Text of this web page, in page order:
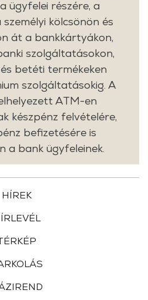
ügyfelei részére, a
kölcsönön és
át a bankkártyákon,
szolgáltatásokon,
betéti termékeken
szolgáltatásokig. A
ATM-en
készpénz felvételére,
befizetésére is
a bank ügyfeleinek.
HÍREK